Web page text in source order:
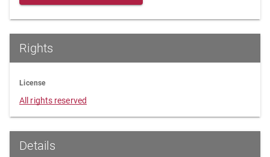
Rights
License
All rights reserved
Details